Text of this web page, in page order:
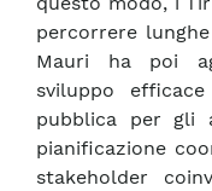
percorrere
Mauri ha poi
sviluppo
pubblica per gli
pianificazione
stakeholder